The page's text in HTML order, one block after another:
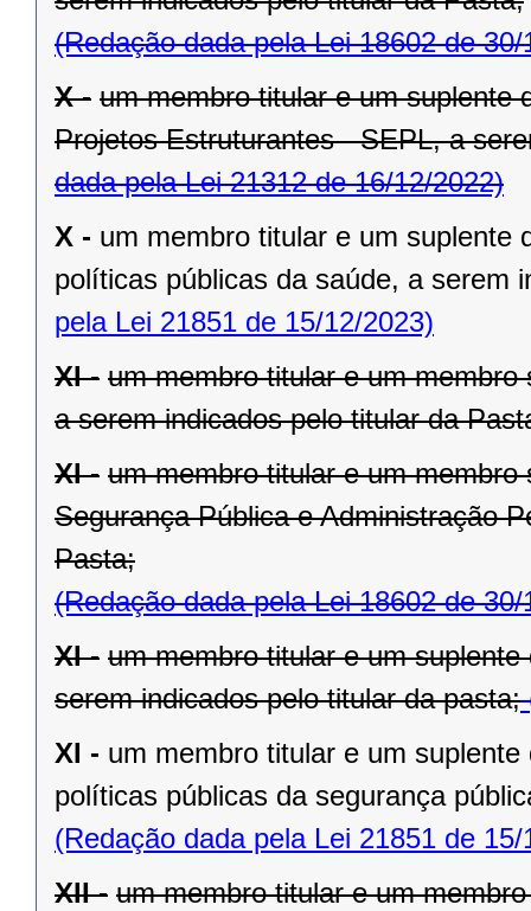
(Redação dada pela Lei 18602 de 30/
X - um membro titular e um suplente
Projetos Estruturantes - SEPL, a
dada pela Lei 21312 de 16/12/2022)
X - um membro titular e um suplente
políticas públicas da saúde, a serem
pela Lei 21851 de 15/12/2023)
XI - um membro titular e um
a serem indicados pelo titular da
XI - um membro titular e um
Segurança Pública e Administração
Pasta;
(Redação dada pela Lei 18602 de 30/
XI - um membro titular e um
serem indicados pelo titular da pasta;
XI - um membro titular e um
políticas públicas da segurança
(Redação dada pela Lei 21851 de 15/
XII - um membro titular e um